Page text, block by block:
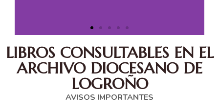
LIBROS CONSULTABLES EN EL
ARCHIVO DIOCESANO DE
LOGROÑO
AVISOS IMPORTANTES